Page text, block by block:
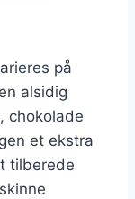
på
alsidig
chokolade
et ekstra
tilberede